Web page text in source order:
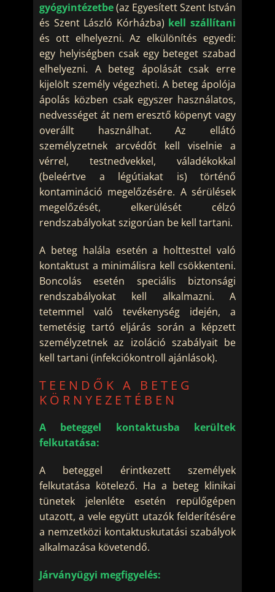
gyógyintézetbe(az Egyesített Szent István
és Szent László Kórházba) kell szállítani
és ott elhelyezni. Az elkülönítés egyedi:
egy helyiségben csak egy beteget szabad
elhelyezni. A beteg ápolását csak erre
kijelölt személy végezheti. A beteg ápolója
ápolás közben csak egyszer használatos,
nedvességet át nem eresztő köpenyt vagy
overállt használhat. Az ellátó
személyzetnek arcvédőt kell viselnie a
vérrel, testnedvekkel, váladékokkal
(beleértve a légútiakat is) történő
kontamináció megelőzésére. A sérülések
megelőzését, elkerülését célzó
rendszabályokat szigorúan be kell tartani.
A beteg halála esetén a holttesttel való
kontaktust a minimálisra kell csökkenteni.
Boncolás esetén speciális biztonsági
rendszabályokat kell alkalmazni. A
tetemmel való tevékenység idején, a
temetésig tartó eljárás során a képzett
személyzetnek az izoláció szabályait be
kell tartani (infekciókontroll ajánlások).
TEENDŐK A BETEG
KÖRNYEZETÉBEN
A beteggel kontaktusba kerültek
felkutatása:
A beteggel érintkezett személyek
felkutatása kötelező. Ha a beteg klinikai
tünetek jelenléte esetén repülőgépen
utazott, a vele együtt utazók felderítésére
a nemzetközi kontaktuskutatási szabályok
alkalmazása követendő.
Járványügyi megfigyelés: